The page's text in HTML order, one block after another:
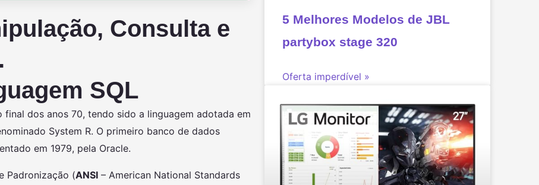
Consulta e
SQL
final dos anos 70, tendo sido a linguagem adotada em
System R. O primeiro banco de dados
em 1979, pela Oracle.
Padronização (ANSI – American National Standards
5 Melhores Modelos de JBL
partybox stage 320
Oferta imperdível »